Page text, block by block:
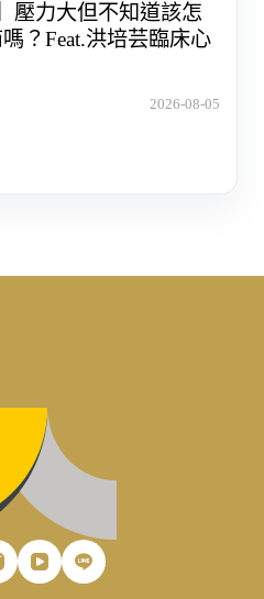
壓力大但不知道該怎
？Feat.洪培芸臨床心
2026-08-05